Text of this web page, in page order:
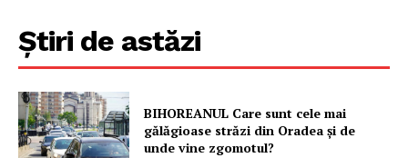
Știri de astăzi
BIHOREANUL Care sunt cele mai
gălăgioase străzi din Oradea și de
unde vine zgomotul?